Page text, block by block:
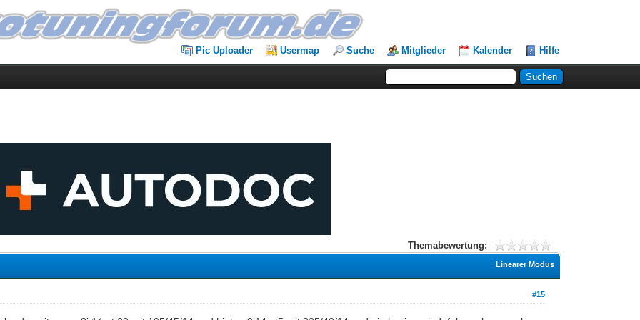
Pic Uploader Usermap Suche Mitglieder Kalender Hilfe
Themabewertung:
Linearer Modus
#15